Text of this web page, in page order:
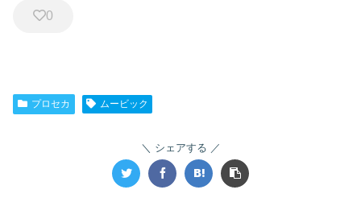
0
プロセカ ムービック
シェアする